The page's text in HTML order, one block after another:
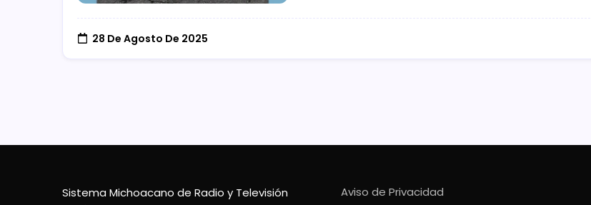
28 De Agosto De 2025
Sistema Michoacano de Radio y Televisión
Aviso de Privacidad